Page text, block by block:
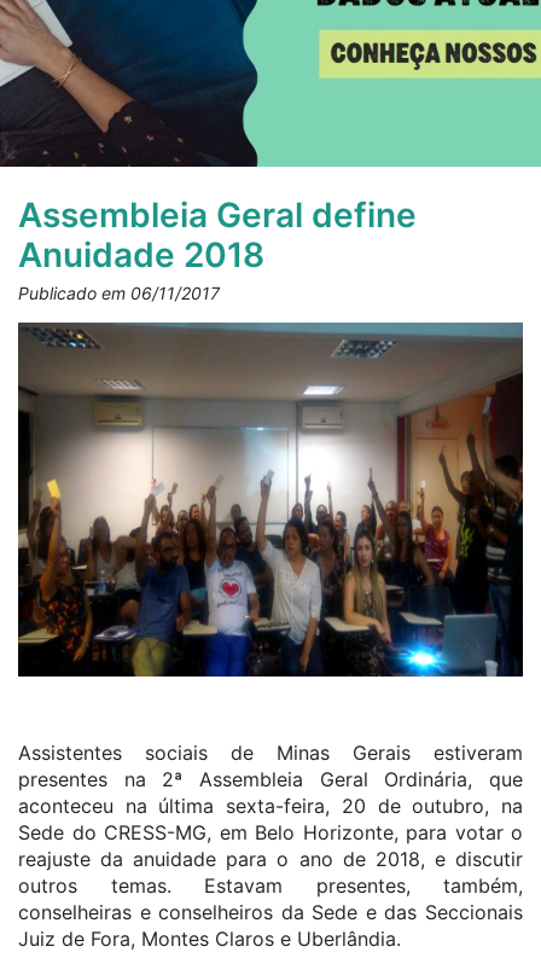
Assembleia Geral define
Anuidade 2018
Publicado em 06/11/2017
Assistentes sociais de Minas Gerais estiveram
presentes na 2ª Assembleia Geral Ordinária, que
aconteceu na última sexta-feira, 20 de outubro, na
Sede do CRESS-MG, em Belo Horizonte, para votar o
reajuste da anuidade para o ano de 2018, e discutir
outros temas. Estavam presentes, também,
conselheiras e conselheiros da Sede e das Seccionais
Juiz de Fora, Montes Claros e Uberlândia.